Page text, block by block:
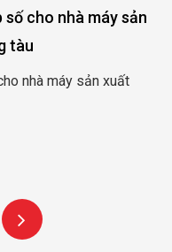
tàu
nhà máy sản xuất